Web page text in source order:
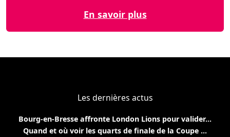
En savoir plus
Les dernières actus
Bourg-en-Bresse affronte London Lions pour valider...
Quand et où voir les quarts de finale de la Coupe ...